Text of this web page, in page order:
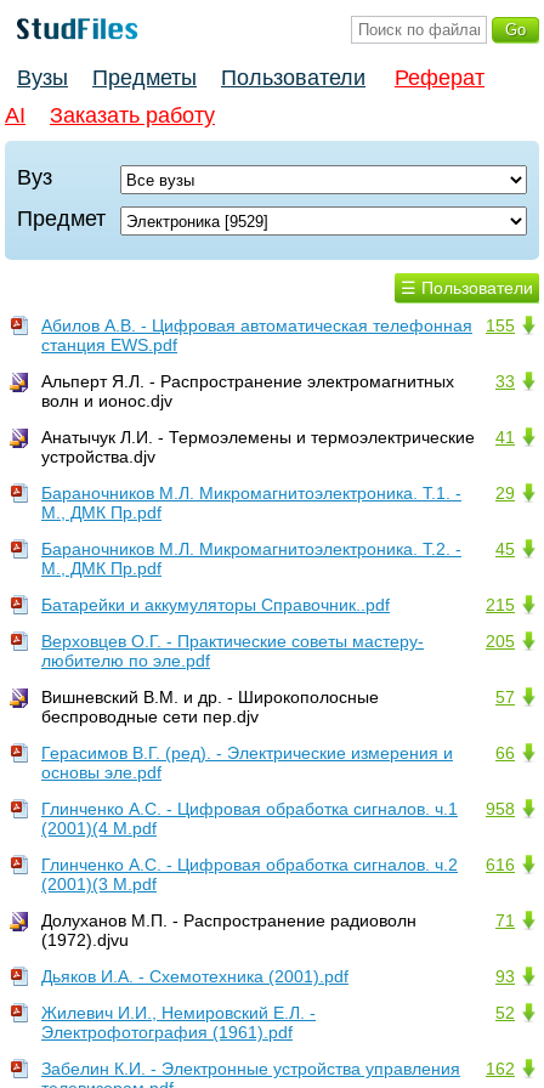
Вузы Предметы Пользователи
Реферат
AI
Заказать работу
Вуз
Предмет
☰ Пользователи
155
Абилов А.В. - Цифровая автоматическая телефонная
станция EWS.pdf
33
Альперт Я.Л. - Распространение электромагнитных
волн и ионос.djv
41
Анатычук Л.И. - Термоэлемены и термоэлектрические
устройства.djv
29
Бараночников М.Л. Микромагнитоэлектроника. Т.1. -
М., ДМК Пр.pdf
45
Бараночников М.Л. Микромагнитоэлектроника. Т.2. -
М., ДМК Пр.pdf
215
Батарейки и аккумуляторы Справочник..pdf
205
Верховцев О.Г. - Практические советы мастеру-
любителю по эле.pdf
57
Вишневский В.М. и др. - Широкополосные
беспроводные сети пер.djv
66
Герасимов В.Г. (ред). - Электрические измерения и
основы эле.pdf
958
Глинченко А.С. - Цифровая обработка сигналов. ч.1
(2001)(4 M.pdf
616
Глинченко А.С. - Цифровая обработка сигналов. ч.2
(2001)(3 M.pdf
71
Долуханов М.П. - Распространение радиоволн
(1972).djvu
93
Дьяков И.А. - Схемотехника (2001).pdf
52
Жилевич И.И., Немировский Е.Л. -
Электрофотография (1961).pdf
162
Забелин К.И. - Электронные устройства управления